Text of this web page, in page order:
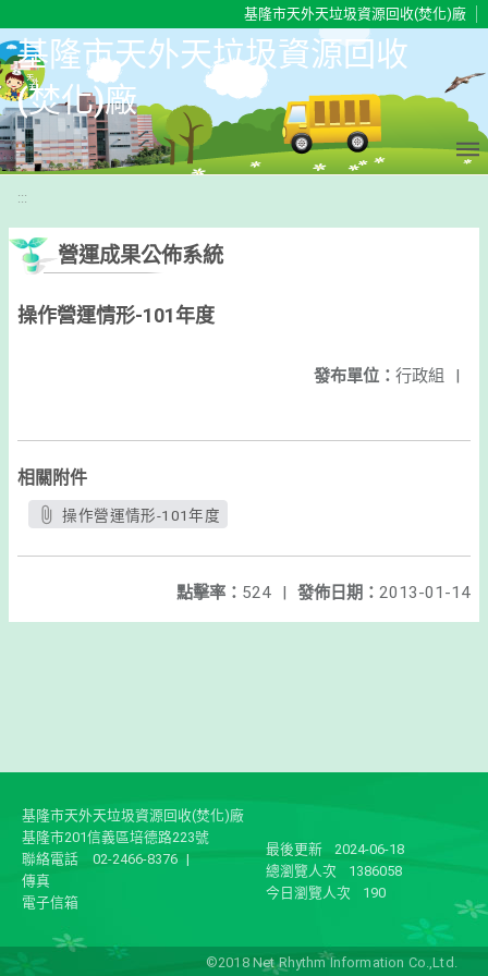
基隆市天外天垃圾資源回收(焚化)廠
基隆市天外天垃圾資源回收
(焚化)廠
:::
營運成果公佈系統
操作營運情形-101年度
發布單位： 行政組 |
相關附件
操作營運情形-101年度
發佈日期： 2013-01-14
點擊率： 524 |
基隆市天外天垃圾資源回收(焚化)廠
基隆市201信義區培德路223號
聯絡電話
02-2466-8376 |
傳真
電子信箱
最後更新
2024-06-18
總瀏覽人次
1386058
今日瀏覽人次
190
©2018 Net Rhythm Information Co.,Ltd.